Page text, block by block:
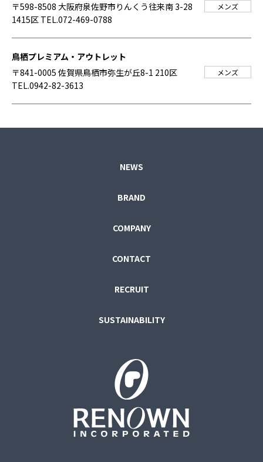
〒598-8508 大阪府泉佐野市りんくう往来南 3-28
1415区 TEL.072-469-0788
メンズ
鳥栖プレミアム・アウトレット
〒841-0005 佐賀県鳥栖市弥生が丘8-1 210区
TEL.0942-82-3613
メンズ
NEWS
BRAND
COMPANY
CONTACT
RECRUIT
SUSTAINABILITY